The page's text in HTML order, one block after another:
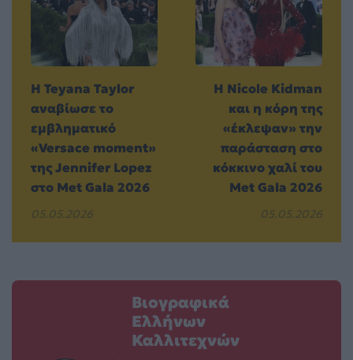
Η Teyana Taylor
αναβίωσε το
εμβληματικό
«Versace moment»
της Jennifer Lopez
στο Met Gala 2026
05.05.2026
Η Nicole Kidman
και η κόρη της
«έκλεψαν» την
παράσταση στο
κόκκινο χαλί του
Met Gala 2026
05.05.2026
Βιογραφικά
Ελλήνων
Καλλιτεχνών